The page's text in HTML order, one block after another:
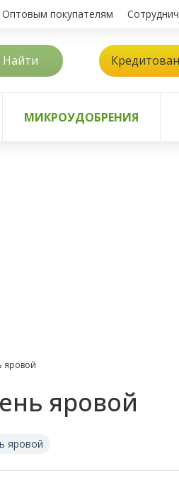
Оптовым покупателям
Найти
МИКРОУДОБРЕНИЯ
яровой
яровой
яровой